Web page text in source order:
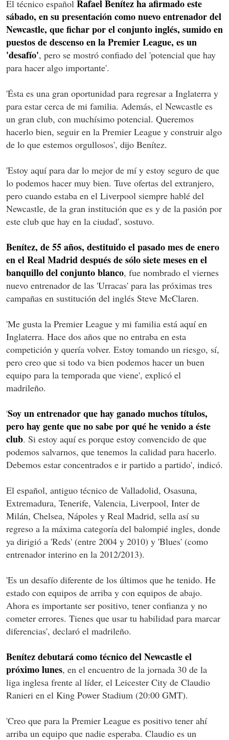
El técnico español Rafael Benítez ha afirmado este
sábado, en su presentación como nuevo entrenador del
Newcastle, que fichar por el conjunto inglés, sumido en
puestos de descenso en la Premier League, es un
'desafío', pero se mostró confiado del 'potencial que hay
para hacer algo importante'.
'Ésta es una gran oportunidad para regresar a Inglaterra y
para estar cerca de mi familia. Además, el Newcastle es
un gran club, con muchísimo potencial. Queremos
hacerlo bien, seguir en la Premier League y construir algo
de lo que estemos orgullosos', dijo Benítez.
'Estoy aquí para dar lo mejor de mí y estoy seguro de que
lo podemos hacer muy bien. Tuve ofertas del extranjero,
pero cuando estaba en el Liverpool siempre hablé del
Newcastle, de la gran institución que es y de la pasión por
este club que hay en la ciudad', sostuvo.
Benítez, de 55 años, destituido el pasado mes de enero
en el Real Madrid después de sólo siete meses en el
banquillo del conjunto blanco, fue nombrado el viernes
nuevo entrenador de las 'Urracas' para las próximas tres
campañas en sustitución del inglés Steve McClaren.
'Me gusta la Premier League y mi familia está aquí en
Inglaterra. Hace dos años que no entraba en esta
competición y quería volver. Estoy tomando un riesgo, sí,
pero creo que si todo va bien podemos hacer un buen
equipo para la temporada que viene', explicó el
madrileño.
'Soy un entrenador que hay ganado muchos títulos,
pero hay gente que no sabe por qué he venido a éste
club. Si estoy aquí es porque estoy convencido de que
podemos salvarnos, que tenemos la calidad para hacerlo.
Debemos estar concentrados e ir partido a partido', indicó.
El español, antiguo técnico de Valladolid, Osasuna,
Extremadura, Tenerife, Valencia, Liverpool, Inter de
Milán, Chelsea, Nápoles y Real Madrid, sella así su
regreso a la máxima categoría del balompié ingles, donde
ya dirigió a 'Reds' (entre 2004 y 2010) y 'Blues' (como
entrenador interino en la 2012/2013).
'Es un desafío diferente de los últimos que he tenido. He
estado con equipos de arriba y con equipos de abajo.
Ahora es importante ser positivo, tener confianza y no
cometer errores. Tienes que usar tu habilidad para marcar
diferencias', declaró el madrileño.
Benítez debutará como técnico del Newcastle el
próximo lunes, en el encuentro de la jornada 30 de la
liga inglesa frente al líder, el Leicester City de Claudio
Ranieri en el King Power Stadium (20:00 GMT).
'Creo que para la Premier League es positivo tener ahí
arriba un equipo que nadie esperaba. Claudio es un